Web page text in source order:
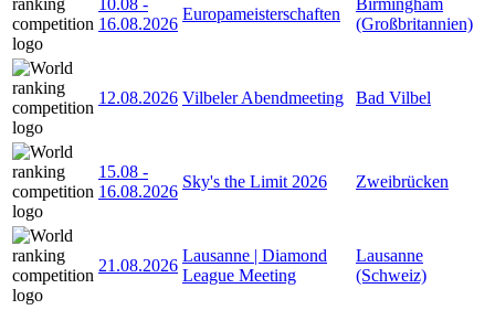
16.08.2026
Europameisterschaften
(Großbritannien)
12.08.2026 Vilbeler Abendmeeting Bad Vilbel
15.08 -
16.08.2026
Sky's the Limit 2026 Zweibrücken
21.08.2026
Lausanne | Diamond
League Meeting
Lausanne
(Schweiz)